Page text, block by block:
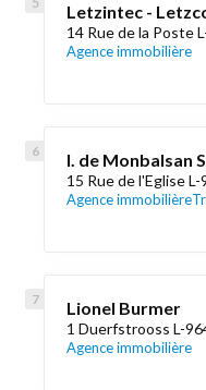
Letzintec -
14 Rue de la Poste
Agence immobilière
I. de Monbalsan
15 Rue de l'Eglise
Agence immobilière
Lionel Burmer
1 Duerfstrooss L-
Agence immobilière